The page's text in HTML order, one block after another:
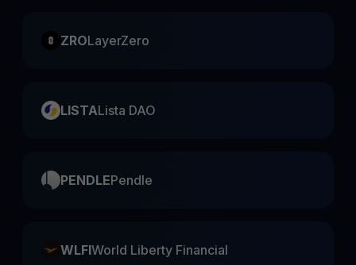
ZROLayerZero
LISTALista DAO
PENDLEPendle
WLFIWorld Liberty Financial